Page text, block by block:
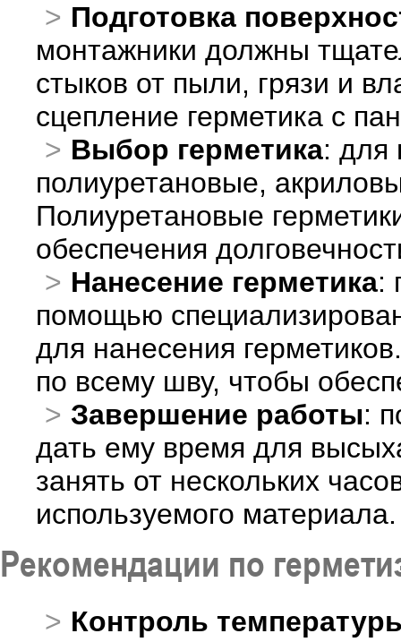
Подготовка
монтажники должны
стыков от пыли, грязи и
сцепление герметика с
Выбор герметика: для
полиуретановые,
Полиуретановые
обеспечения
Нанесение герметика:
помощью
для нанесения
по всему шву, чтобы
Завершение работы:
дать ему время для
занять от нескольких
используемого материала.
Рекомендации по
Контроль